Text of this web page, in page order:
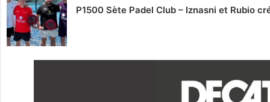
P1500 Sète Padel Club – Iznasni et Rubio